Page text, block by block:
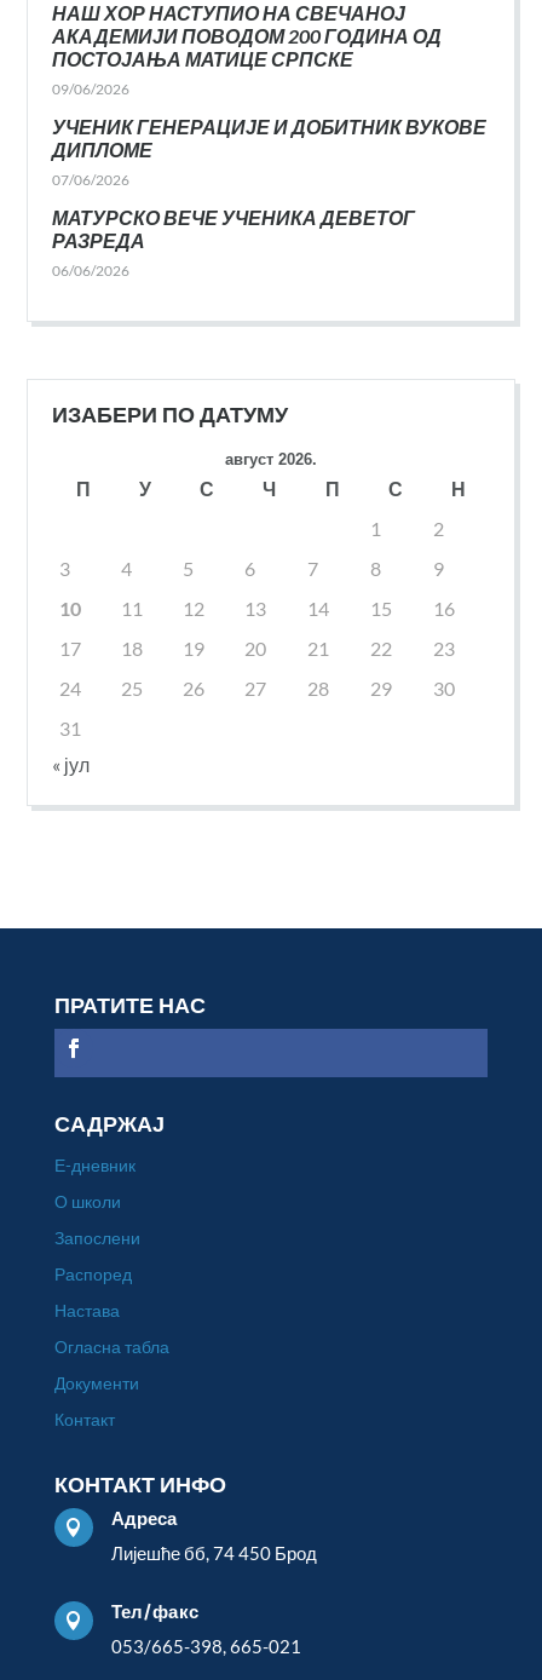
НАШ ХОР НАСТУПИО НА СВЕЧАНОЈ
АКАДЕМИЈИ ПОВОДОМ 200 ГОДИНА ОД
ПОСТОЈАЊА МАТИЦЕ СРПСКЕ
09/06/2026
УЧЕНИК ГЕНЕРАЦИЈЕ И ДОБИТНИК ВУКОВЕ
ДИПЛОМЕ
07/06/2026
МАТУРСКО ВЕЧЕ УЧЕНИКА ДЕВЕТОГ
РАЗРЕДА
06/06/2026
ИЗАБЕРИ ПО ДАТУМУ
август 2026.
П У С Ч П С
Н
1
2
3
4 5 6 7 8
9
10
11 12 13 14 15
16
17
18 19 20 21 22
23
24
25 26 27 28 29
30
31
« јул
ПРАТИТЕ НАС
САДРЖАЈ
Е-дневник
О школи
Запослени
Распоред
Настава
Огласна табла
Документи
Контакт
КОНТАКТ ИНФО

Адреса
Лијешће бб, 74 450 Брод

Тел/факс
053/665-398, 665-021